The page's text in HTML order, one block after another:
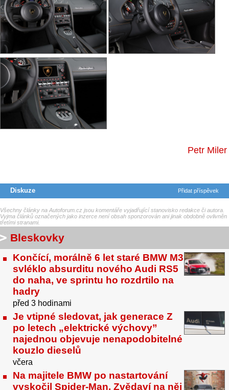
Petr Miler
Diskuze Přidat příspěvek
Všechny články na Autoforum.cz jsou komentáře vyjadřující stanovisko redakce či autora.
Vyjma článků označených jako inzerce není obsah sponzorován ani jinak obdobně ovlivněn
třetími stranami.
Bleskovky
Končící, morálně 6 let staré BMW M3
svléklo absurditu nového Audi RS5
do naha, ve sprintu ho rozdrtilo na
hadry
před 3 hodinami
Je vtipné sledovat, jak generace Z
po letech „elektrické výchovy”
najednou objevuje nenapodobitelné
kouzlo dieselů
včera
Na majitele BMW po nastartování
vyskočil Spider-Man. Zvědaví na něj